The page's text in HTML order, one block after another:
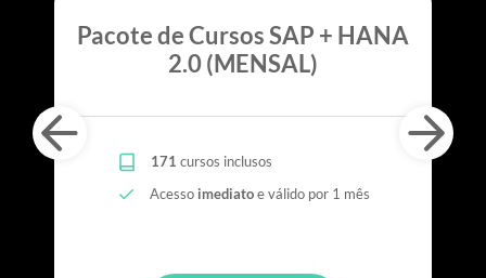
Pacote de Cursos SAP + HANA
2.0 (MENSAL)
171 cursos inclusos
Acesso imediatoe válido por 1 mês